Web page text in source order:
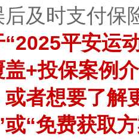
及时支付保
平安运
+投保案例
者想要了解
“免费获取